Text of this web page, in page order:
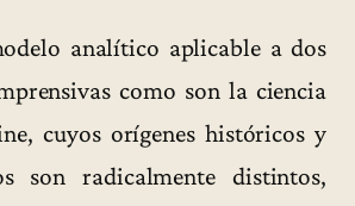
analítico aplicable a dos
como son la ciencia
cuyos orígenes históricos y
son radicalmente distintos,